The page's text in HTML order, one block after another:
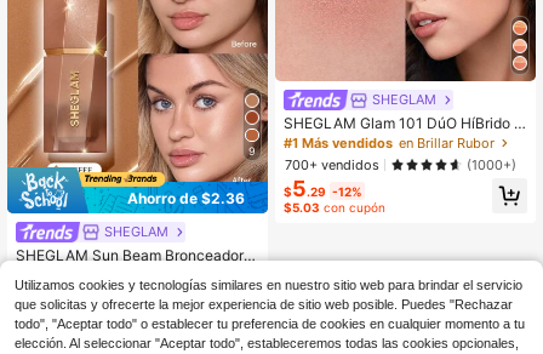
9
Ahorro de $2.36
SHEGLAM
SHEGLAM Sun Beam Bronceador L
za CosméTica Maquillaje Para Muj
eres Y NiñAs
3
$3.45con cupón
SHEGLAM
SHEGLAM Glam 101 DúO HíBrido Il
uminador & Rubor-St. Tropez Color
ete Marca De Belleza CosméTica
Maquillaje Para Mujeres Y NiñAs
#1 Más vendidos en Brillar Rubor
700+ vendidos
(1000+)
$5.29 -12%
$5.03 con cupón
Utilizamos cookies y tecnologías similares en nuestro sitio web para brindar el servicio
que solicitas y ofrecerte la mejor experiencia de sitio web posible. Puedes "Rechazar
todo", "Aceptar todo" o establecer tu preferencia de cookies en cualquier momento a tu
elección. Al seleccionar "Aceptar todo", estableceremos todas las cookies opcionales,